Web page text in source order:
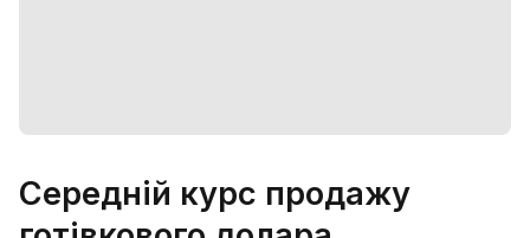
Середній курс продажу